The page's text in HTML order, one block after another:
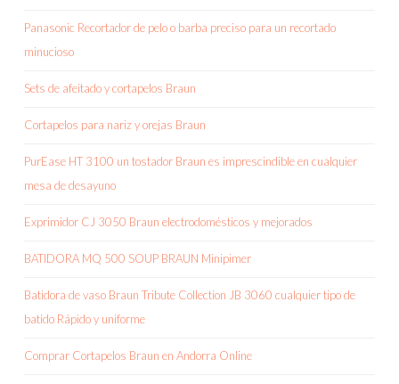
Panasonic Recortador de pelo o barba preciso para un recortado
minucioso
Sets de afeitado y cortapelos Braun
Cortapelos para nariz y orejas Braun
PurEase HT 3100 un tostador Braun es imprescindible en cualquier
mesa de desayuno
Exprimidor CJ 3050 Braun electrodomésticos y mejorados
BATIDORA MQ 500 SOUP BRAUN Minipimer
Batidora de vaso Braun Tribute Collection JB 3060 cualquier tipo de
batido Rápido y uniforme
Comprar Cortapelos Braun en Andorra Online